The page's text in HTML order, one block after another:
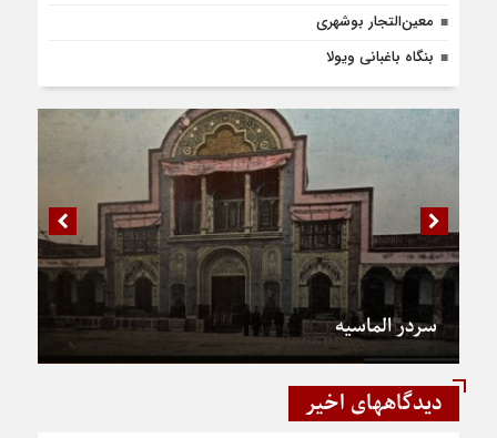
معین‌التجار بوشهری
بنگاه باغبانی ویولا
سردر الماسیه
دیدگاههای اخیر